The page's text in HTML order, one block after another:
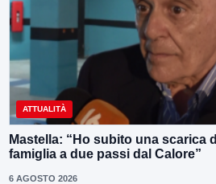
ATTUALITÀ
Mastella: “Ho subito una scarica
famiglia a due passi dal Calore”
6 AGOSTO 2026